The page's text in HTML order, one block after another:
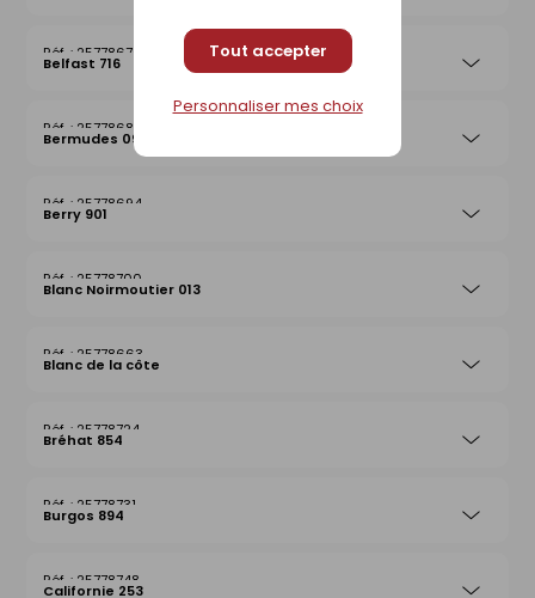
Tout accepter
Personnaliser mes choix
25778670
Belfast 716
25778687
Bermudes 097
25778694
Berry 901
25778700
Blanc Noirmoutier 013
25778663
Blanc de la côte
25778724
Bréhat 854
25778731
Burgos 894
25778748
Californie 253